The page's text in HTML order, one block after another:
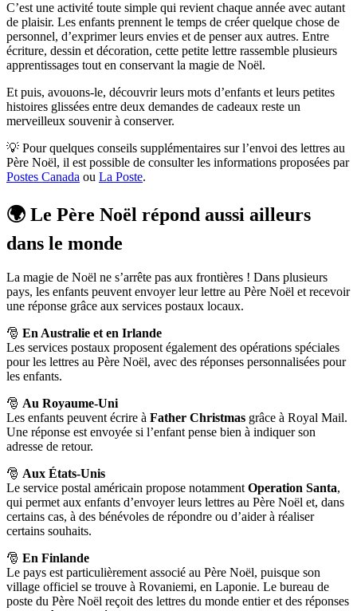
C’est une activité toute simple qui revient chaque année avec autant
de plaisir. Les enfants prennent le temps de créer quelque chose de
personnel, d’exprimer leurs envies et de penser aux autres. Entre
écriture, dessin et décoration, cette petite lettre rassemble plusieurs
apprentissages tout en conservant la magie de Noël.
Et puis, avouons-le, découvrir leurs mots d’enfants et leurs petites
histoires glissées entre deux demandes de cadeaux reste un
merveilleux souvenir à conserver.
💡 Pour quelques conseils supplémentaires sur l’envoi des lettres au
Père Noël, il est possible de consulter les informations proposées par
Postes Canada ou La Poste.
🌍 Le Père Noël répond aussi ailleurs
dans le monde
La magie de Noël ne s’arrête pas aux frontières ! Dans plusieurs
pays, les enfants peuvent envoyer leur lettre au Père Noël et recevoir
une réponse grâce aux services postaux locaux.
🎅 En Australie et en Irlande
Les services postaux proposent également des opérations spéciales
pour les lettres au Père Noël, avec des réponses personnalisées pour
les enfants.
🎅 Au Royaume-Uni
Les enfants peuvent écrire à Father Christmas grâce à Royal Mail.
Une réponse est envoyée si l’enfant pense bien à indiquer son
adresse de retour.
🎅 Aux États-Unis
Le service postal américain propose notamment Operation Santa,
qui permet aux enfants d’envoyer leurs lettres au Père Noël et, dans
certains cas, à des bénévoles de répondre ou d’aider à réaliser
certains souhaits.
🎅 En Finlande
Le pays est particulièrement associé au Père Noël, puisque son
village officiel se trouve à Rovaniemi, en Laponie. Le bureau de
poste du Père Noël reçoit des lettres du monde entier et des réponses